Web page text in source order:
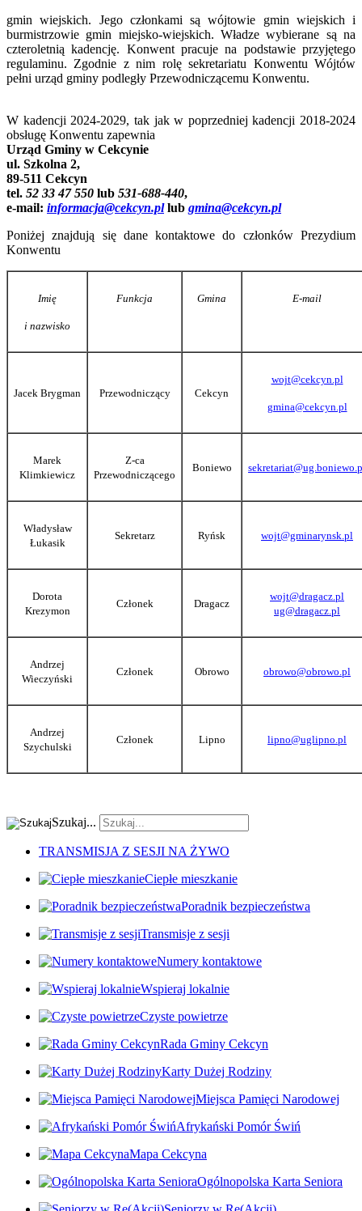
gmin wiejskich. Jego członkami są wójtowie gmin wiejskich i
burmistrzowie gmin miejsko-wiejskich. Władze wybierane są na
czteroletnią kadencję. Konwent pracuje na podstawie przyjętego
regulaminu. Zgodnie z nim rolę sekretariatu Konwentu Wójtów
pełni urząd gminy podległy Przewodniczącemu Konwentu.
W kadencji 2024-2029, tak jak w poprzedniej kadencji 2018-2024
obsługę Konwentu zapewnia
Urząd Gminy w Cekcynie
ul. Szkolna 2,
89-511 Cekcyn
tel. 52 33 47 550 lub 531-688-440,
e-mail: informacja@cekcyn.pllub gmina@cekcyn.pl
Poniżej znajdują się dane kontaktowe do członków Prezydium
Konwentu
Imię
i nazwisko
Funkcja Gmina E-mail
Jacek Brygman Przewodniczący Cekcyn
wojt@cekcyn.pl
gmina@cekcyn.pl
Marek
Klimkiewicz
Z-ca
Przewodniczącego
Boniewo
Władysław
Łukasik
Sekretarz Ryńsk wojt@gminarynsk.pl
Dorota
Krezymon
Członek Dragacz
wojt@dragacz.pl
ug@dragacz.pl
Andrzej
Wieczyński
Członek Obrowo obrowo@obrowo.pl
Andrzej
Szychulski
Członek Lipno lipno@uglipno.pl
Szukaj...
TRANSMISJA Z SESJI NA ŻYWO
Ciepłe mieszkanie
Poradnik bezpieczeństwa
Transmisje z sesji
Numery kontaktowe
Wspieraj lokalnie
Czyste powietrze
Rada Gminy Cekcyn
Karty Dużej Rodziny
Miejsca Pamięci Narodowej
Afrykański Pomór Świń
Mapa Cekcyna
Ogólnopolska Karta Seniora